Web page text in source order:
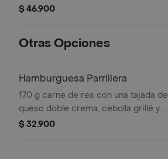
$ 46.900
Otras Opciones
Hamburguesa Parrillera
170 g carne de res con una tajada de
queso doble crema, cebolla grillé y
salsa BBQ en pan brioche.
$ 32.900